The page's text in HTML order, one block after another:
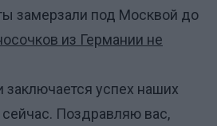
замерзали под Москвой до
из Германии не
заключается успех наших
Поздравляю вас,